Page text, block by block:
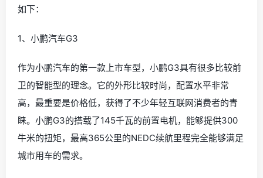
如下：
1、小鹏汽车G3
作为小鹏汽车的第一款上市车型，小鹏G3具有很多比较前
卫的智能型的理念。它的外形比较时尚，配置水平非常
高，最重要是价格低，获得了不少年轻互联网消费者的青
睐。小鹏G3的搭载了145千瓦的前置电机，能够提供300
牛米的扭矩，最高365公里的NEDC续航里程完全能够满足
城市用车的需求。